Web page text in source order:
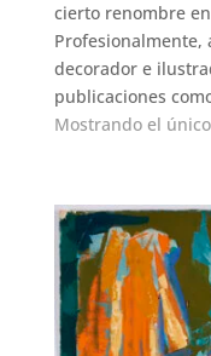
cierto renombre
Profesionalmente,
decorador e
publicaciones
Mostrando el